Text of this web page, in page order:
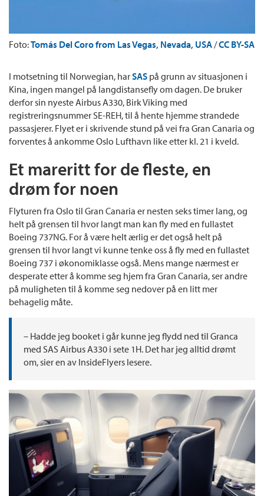
Foto:Tomás Del Coro from Las Vegas, Nevada, USA/CC BY-SA
I motsetning til Norwegian, harSAS på grunn av situasjonen i
Kina, ingen mangel på langdistansefly om dagen. De bruker
derfor sin nyeste Airbus A330, Birk Viking med
registreringsnummer SE-REH, til å hente hjemme strandede
passasjerer. Flyet er i skrivende stund på vei fra Gran Canaria og
forventes å ankomme Oslo Lufthavn like etter kl. 21 i kveld.
Et mareritt for de fleste, en
drøm for noen
Flyturen fra Oslo til Gran Canaria er nesten seks timer lang, og
helt på grensen til hvor langt man kan fly med en fullastet
Boeing 737NG. For å være helt ærlig er det også helt på
grensen til hvor langt vi kunne tenke oss å fly med en fullastet
Boeing 737 i økonomiklasse også. Mens mange nærmest er
desperate etter å komme seg hjem fra Gran Canaria, ser andre
på muligheten til å komme seg nedover på en litt mer
behagelig måte.
– Hadde jeg booket i går kunne jeg flydd ned til Granca
med SAS Airbus A330 i sete 1H. Det har jeg alltid drømt
om, sier en av InsideFlyers lesere.